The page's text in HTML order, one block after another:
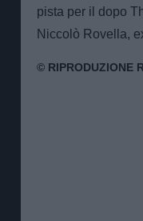
pista per il dopo
Niccolò Rovella,